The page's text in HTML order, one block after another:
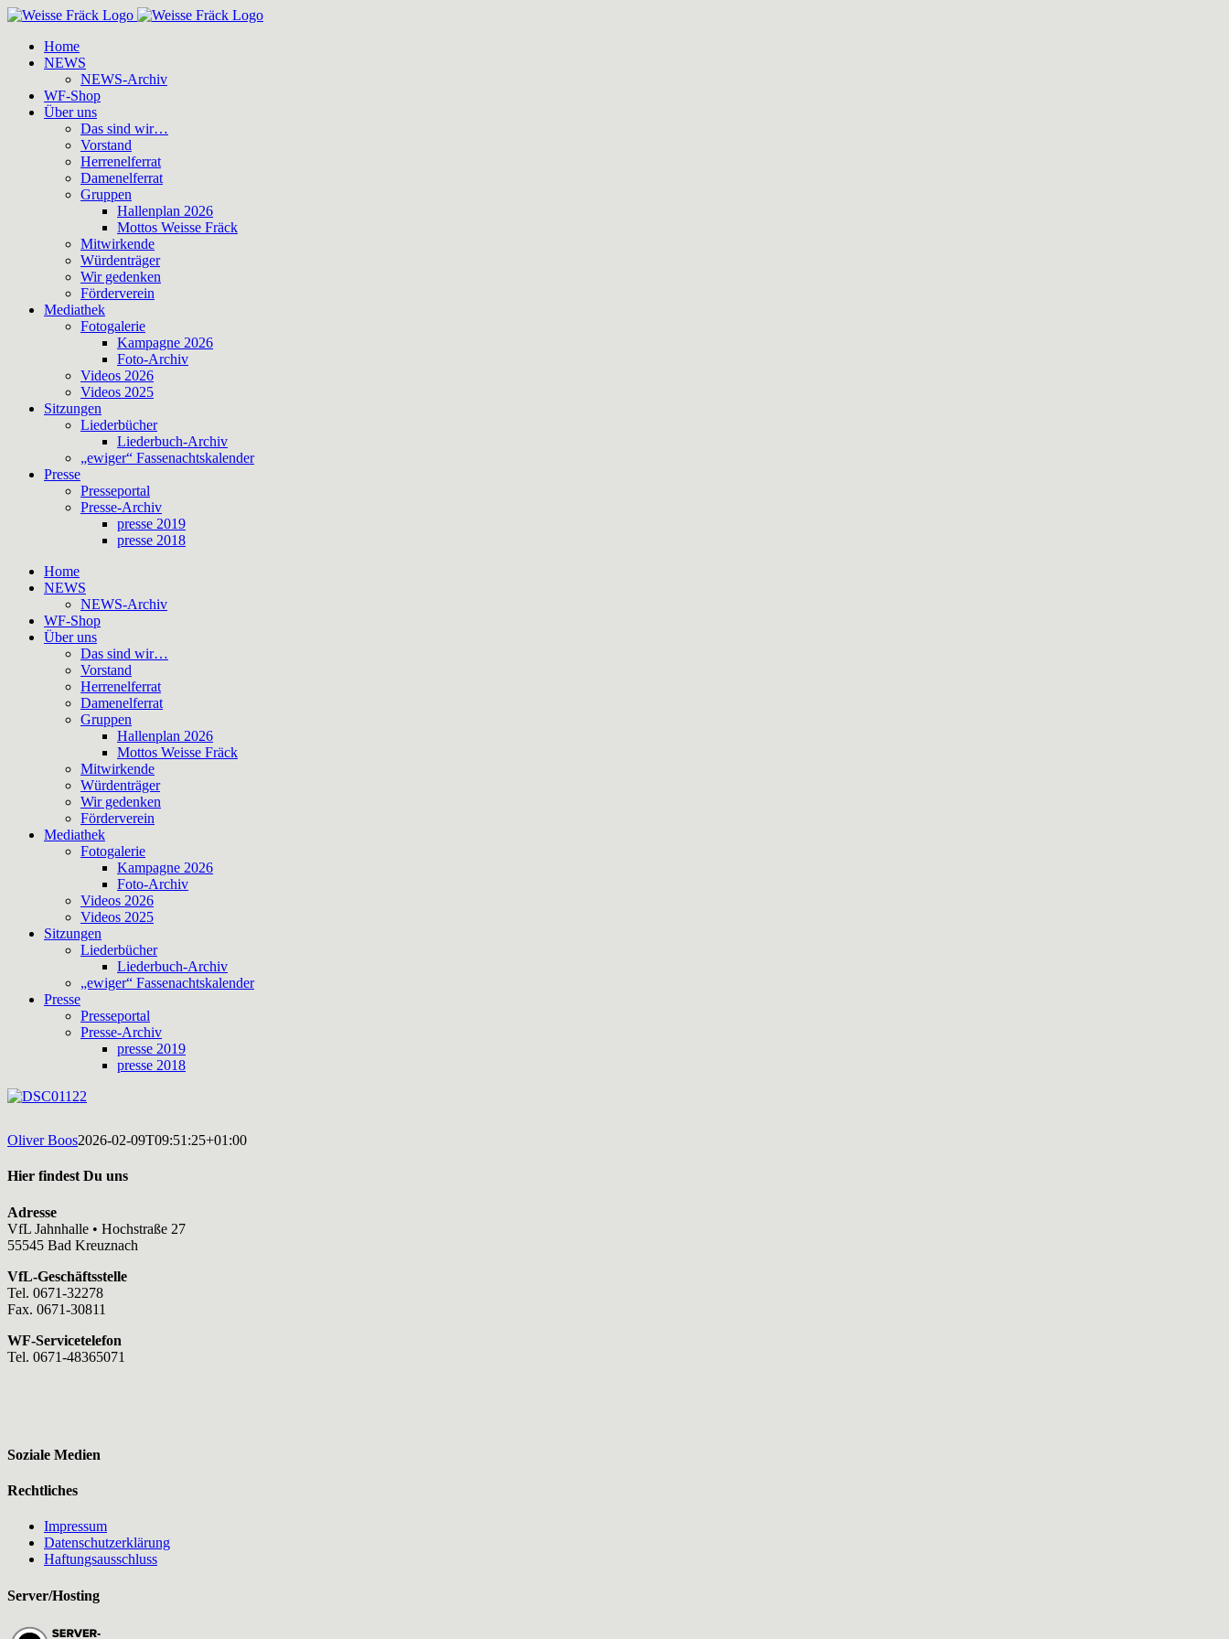
Zum
springenHome
NEWS
NEWS-Archiv
WF-Shop
Über uns
Das sind wir…
Vorstand
Herrenelferrat
Damenelferrat
Gruppen
Hallenplan 2026
Mottos Weisse Fräck
Mitwirkende
Würdenträger
Wir gedenken
Förderverein
Mediathek
Fotogalerie
Kampagne 2026
Foto-Archiv
Videos 2026
Videos 2025
Sitzungen
Liederbücher
Liederbuch-Archiv
„ewiger“ Fassenachtskalender
Presse
Presseportal
Presse-Archiv
presse 2019
presse 2018
Home
NEWS
NEWS-Archiv
WF-Shop
Über uns
Das sind wir…
Vorstand
Herrenelferrat
Damenelferrat
Gruppen
Hallenplan 2026
Mottos Weisse Fräck
Mitwirkende
Würdenträger
Wir gedenken
Förderverein
Mediathek
Fotogalerie
Kampagne 2026
Foto-Archiv
Videos 2026
Videos 2025
Sitzungen
Liederbücher
Liederbuch-Archiv
„ewiger“ Fassenachtskalender
Presse
Presseportal
Presse-Archiv
presse 2019
presse 2018
Oliver Boos2026-02-09T09:51:25+01:00
Hier findest Du uns
Adresse
VfL Jahnhalle • Hochstraße 27
55545 Bad Kreuznach
VfL-Geschäftsstelle
Tel. 0671-32278
Fax. 0671-30811
WF-Servicetelefon
Tel. 0671-48365071
Soziale Medien
Rechtliches
Impressum
Datenschutzerklärung
Haftungsausschluss
Server/Hosting